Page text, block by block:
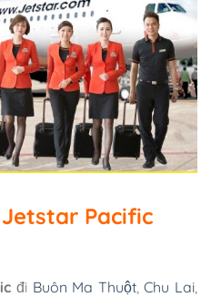
Pacific
đi Buôn Ma Thuột,Chu Lai